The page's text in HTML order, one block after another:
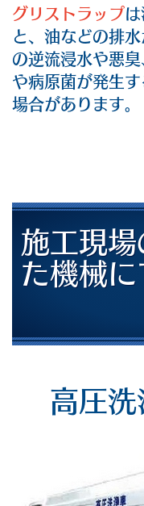
グリストラップ
と、油などの排
の逆流浸水や悪
や病原菌が発生
場合があります。
施工現
た機械に
高圧